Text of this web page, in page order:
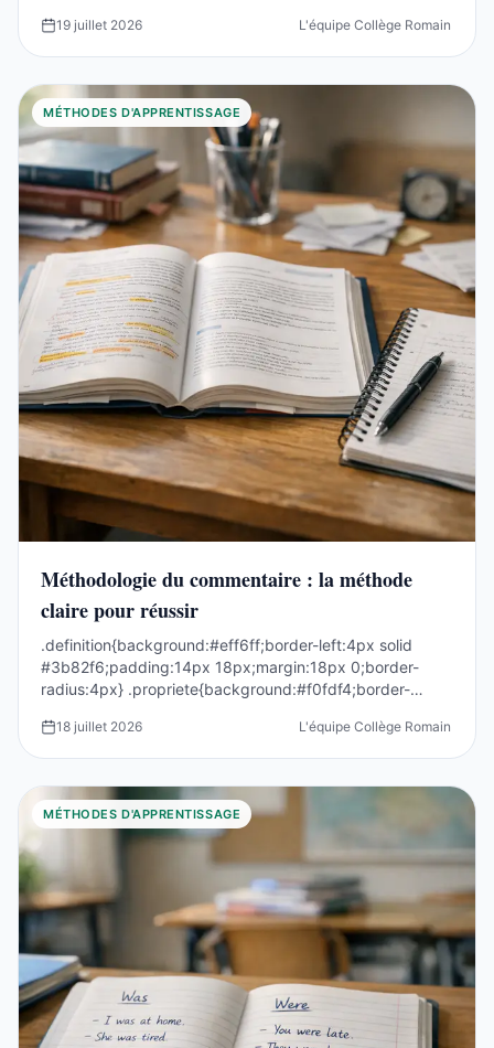
19 juillet 2026 L'équipe Collège Romain
MÉTHODES D'APPRENTISSAGE
Méthodologie du commentaire : la méthode
claire pour réussir
.definition{background:#eff6ff;border-left:4px solid
#3b82f6;padding:14px 18px;margin:18px 0;border-
radius:4px} .propriete{background:#f0fdf4;border-
18 juillet 2026 L'équipe Collège Romain
MÉTHODES D'APPRENTISSAGE